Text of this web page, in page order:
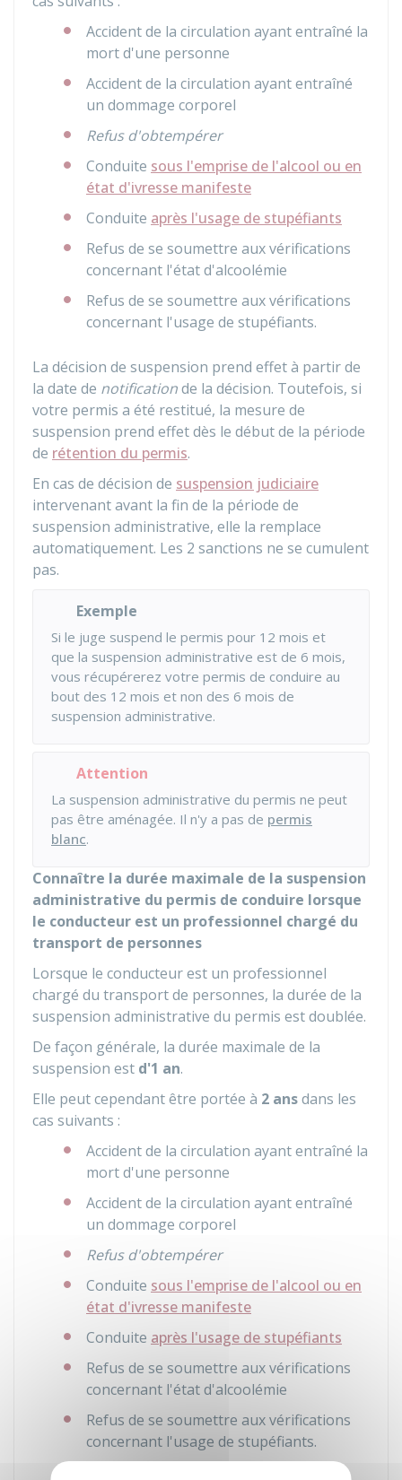
Accident de la circulation ayant entraîné la
mort d'une personne
Accident de la circulation ayant entraîné
un dommage corporel
Refus d'obtempérer
Conduite sous l'emprise de l'alcool ou en
état d'ivresse manifeste
Conduite après l'usage de stupéfiants
Refus de se soumettre aux vérifications
concernant l'état d'alcoolémie
Refus de se soumettre aux vérifications
concernant l'usage de stupéfiants.
La décision de suspension prend effet à partir de
la date de notificationde la décision. Toutefois, si
votre permis a été restitué, la mesure de
suspension prend effet dès le début de la période
de rétention du permis.
En cas de décision de suspension judiciaire
intervenant avant la fin de la période de
suspension administrative, elle la remplace
automatiquement. Les 2 sanctions ne se cumulent
pas.
Exemple
Si le juge suspend le permis pour 12 mois et
que la suspension administrative est de 6 mois,
vous récupérerez votre permis de conduire au
bout des 12 mois et non des 6 mois de
suspension administrative.
Attention
La suspension administrative du permis ne peut
pas être aménagée. Il n'y a pas de permis
blanc.
Connaître la durée maximale de la suspension
administrative du permis de conduire lorsque
le conducteur est un professionnel chargé du
transport de personnes
Lorsque le conducteur est un professionnel
chargé du transport de personnes, la durée de la
suspension administrative du permis est doublée.
De façon générale, la durée maximale de la
suspension est d'1 an.
Elle peut cependant être portée à 2 ansdans les
cas suivants :
Accident de la circulation ayant entraîné la
mort d'une personne
Accident de la circulation ayant entraîné
un dommage corporel
Refus d'obtempérer
Conduite sous l'emprise de l'alcool ou en
état d'ivresse manifeste
Conduite après l'usage de stupéfiants
Refus de se soumettre aux vérifications
concernant l'état d'alcoolémie
Refus de se soumettre aux vérifications
concernant l'usage de stupéfiants.